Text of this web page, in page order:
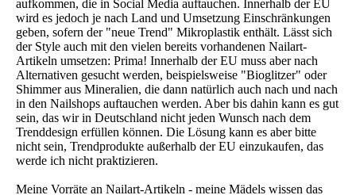
aufkommen, die in Social Media auftauchen. Innerhalb der EU
wird es jedoch je nach Land und Umsetzung Einschränkungen
geben, sofern der "neue Trend" Mikroplastik enthält. Lässt sich
der Style auch mit den vielen bereits vorhandenen Nailart-
Artikeln umsetzen: Prima! Innerhalb der EU muss aber nach
Alternativen gesucht werden, beispielsweise "Bioglitzer" oder
Shimmer aus Mineralien, die dann natürlich auch nach und nach
in den Nailshops auftauchen werden. Aber bis dahin kann es gut
sein, das wir in Deutschland nicht jeden Wunsch nach dem
Trenddesign erfüllen können. Die Lösung kann es aber bitte
nicht sein, Trendprodukte außerhalb der EU einzukaufen, das
werde ich nicht praktizieren.
Meine Vorräte an Nailart-Artikeln - meine Mädels wissen das